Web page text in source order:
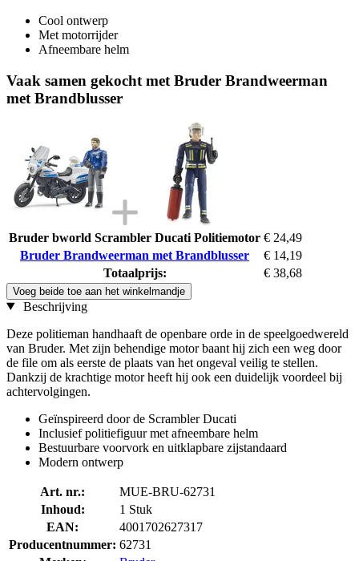
Cool ontwerp
Met motorrijder
Afneembare helm
Vaak samen gekocht met Bruder Brandweerman
met Brandblusser
Bruder bworld Scrambler Ducati Politiemotor € 24,49
Bruder Brandweerman met Brandblusser
€ 14,19
Totaalprijs:
€ 38,68
Voeg beide toe aan het winkelmandje
Beschrijving
Deze politieman handhaaft de openbare orde in de speelgoedwereld
van Bruder. Met zijn behendige motor baant hij zich een weg door
de file om als eerste de plaats van het ongeval veilig te stellen.
Dankzij de krachtige motor heeft hij ook een duidelijk voordeel bij
achtervolgingen.
Geïnspireerd door de Scrambler Ducati
Inclusief politiefiguur met afneembare helm
Bestuurbare voorvork en uitklapbare zijstandaard
Modern ontwerp
Art. nr.:
MUE-BRU-62731
Inhoud:
1 Stuk
EAN:
4001702627317
Producentnummer: 62731